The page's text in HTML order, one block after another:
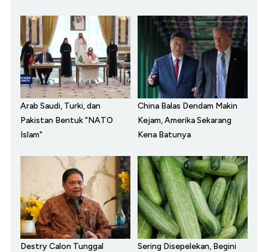
Arab Saudi, Turki, dan
Pakistan Bentuk "NATO
Islam"
China Balas Dendam Makin
Kejam, Amerika Sekarang
Kena Batunya
Destry Calon Tunggal
Sering Disepelekan, Begini